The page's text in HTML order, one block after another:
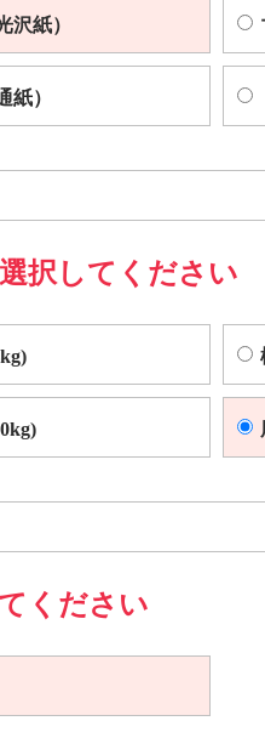
沢紙）
紙）
択してください
ください